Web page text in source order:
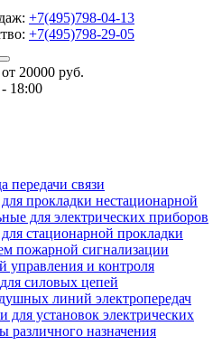
+7(495)798-04-13
+7(495)798-29-05
20000 руб.
18:00
передачи связи
прокладки нестационарной
для электрических приборов
стационарной прокладки
пожарной сигнализации
управления и контроля
силовых цепей
линий электропередач
для установок электрических
назначения